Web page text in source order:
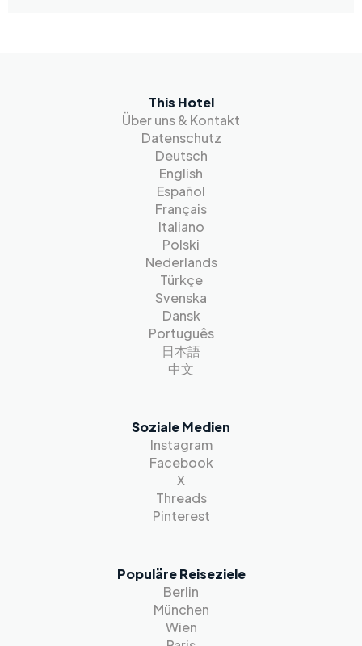
This Hotel
Über uns & Kontakt
Datenschutz
Deutsch
English
Español
Français
Italiano
Polski
Nederlands
Türkçe
Svenska
Dansk
Português
日本語
中文
Soziale Medien
Instagram
Facebook
X
Threads
Pinterest
Populäre Reiseziele
Berlin
München
Wien